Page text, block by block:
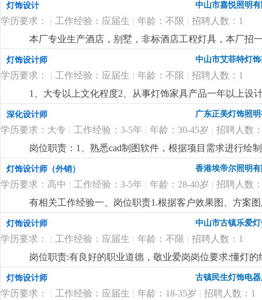
灯饰设计 中山市嘉悦照明
学历要求： | 工作经验：应届生 | 年龄：不限 | 招聘人数：1
本厂专业生产酒店，别墅，非标酒店工程灯具，本厂招
灯饰设计师 中山市艾菲特灯
学历要求： | 工作经验：应届生 | 年龄：不限 | 招聘人数：1
1、大专以上文化程度2、从事灯饰家具产品一年以上设
深化设计师 广东正美灯饰照
学历要求：大专 | 工作经验：3-5年 | 年龄：30-45岁 | 招聘人数
岗位职责：1、熟悉cad制图软件，根据项目需求进行绘
结合客户需求，对设计方案进行合理的调整。任职要求
能力；2、3年以上灯饰设计工作经验，能独立完成灯饰
力；4、具备良好的沟通能力，能与团队有效协作。岗
详细...
灯饰设计师（外销） 香港埃帝尔照明
学历要求：高中 | 工作经验：3-5年 | 年龄：28-40岁 | 招聘人数
有相关工作经验一、岗位职责1.根据客户效果图、方案
面图、节点图、装配图、零件加工图等2.配合业务、设
现场安装条件与生产加工要求3.负责非标灯具的材料清
晰、规范、可直接下料生产4.根据项目变更、现场尺寸
免错图、漏图5.对接车间生产、安装团队，解答图纸相
项目所需的接线示意图、安装示意图、包装示意图等配
solidworks/3dmax/sketchup 任一3d软件优先2.有非标工
具结构、五金配件、常用材质及基本生产工艺，看得懂
灯饰设计师 中山市古镇乐爱
学历要求： | 工作经验：应届生 | 年龄：不限 | 招聘人数：1
岗位职责:有良好的职业道德，敬业爱岗岗位要求:懂灯
更详细...
灯饰设计师 古镇民生灯饰电
学历要求： | 工作经验：应届生 | 年龄：18-35岁 | 招聘人数：1